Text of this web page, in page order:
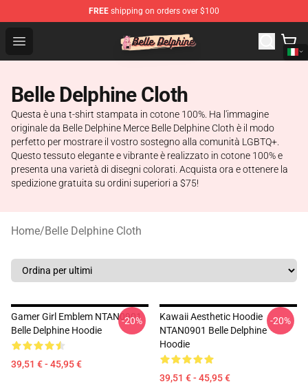
FREE shipping on orders over $100
Open menu
Belle Delphine Store - Official Belle Delphine
Belle Delphine Cloth
Questa è una t-shirt stampata in cotone 100%. Ha l'immagine
originale da Belle Delphine Merce Belle Delphine Cloth è il modo
perfetto per mostrare il vostro sostegno alla comunità LGBTQ+.
Questo tessuto elegante e vibrante è realizzato in cotone 100% e
presenta una varietà di disegni colorati. Acquista ora e ottenere la
spedizione gratuita su ordini superiori a $75!
Home/Belle Delphine Cloth
Gamer Girl Emblem NTAN0901
Belle Delphine Hoodie
39,51 € - 45,95 €
-20%
Kawaii Aesthetic Hoodie
NTAN0901 Belle Delphine
Hoodie
39,51 € - 45,95 €
-20%